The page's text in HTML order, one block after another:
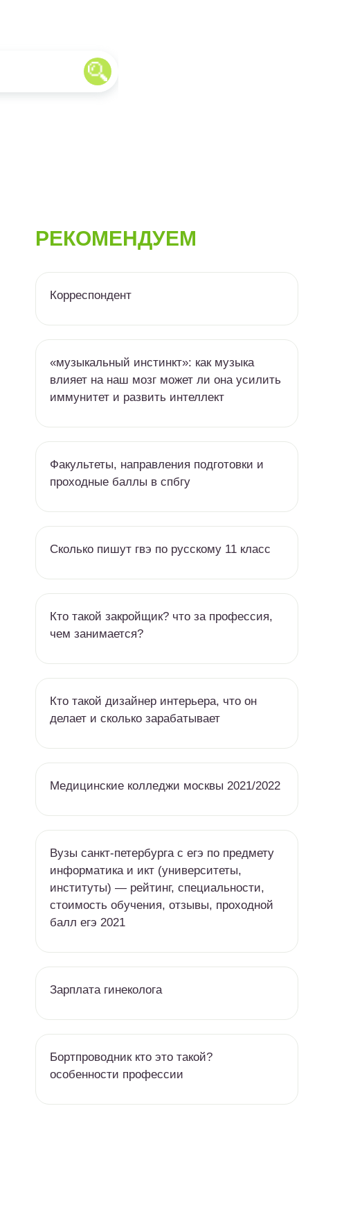
РЕКОМЕНДУЕМ
Корреспондент
«музыкальный инстинкт»: как музыка
влияет на наш мозг может ли она усилить
иммунитет и развить интеллект
Факультеты, направления подготовки и
проходные баллы в спбгу
Сколько пишут гвэ по русскому 11 класс
Кто такой закройщик? что за профессия,
чем занимается?
Кто такой дизайнер интерьера, что он
делает и сколько зарабатывает
Медицинские колледжи москвы 2021/2022
Вузы санкт-петербурга c егэ по предмету
информатика и икт (университеты,
институты) — рейтинг, специальности,
стоимость обучения, отзывы, проходной
балл егэ 2021
Зарплата гинеколога
Бортпроводник кто это такой?
особенности профессии